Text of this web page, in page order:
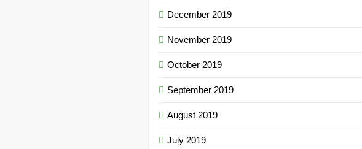
December 2019
November 2019
October 2019
September 2019
August 2019
July 2019